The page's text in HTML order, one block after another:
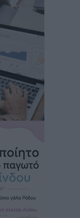
της
και στα
την παρθενική
Ιάκωβου
Σαλβατιέρα